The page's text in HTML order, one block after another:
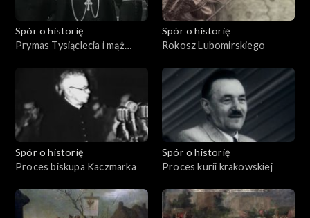
Spór o historię
Prymas Tysiąclecia i mąż
Spór o historię
Rokosz Lubomirskiego
Spór o historię
Proces biskupa Kaczmarka
Spór o historię
Proces kurii krakowskiej